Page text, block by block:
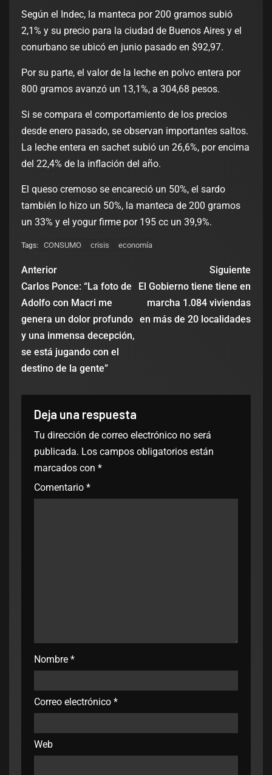
Según el Indec, la manteca por 200 gramos subió
2,1% y su precio para la ciudad de Buenos Aires y el
conurbano se ubicó en junio pasado en $92,97.
Por su parte, el valor de la leche en polvo entera por
800 gramos avanzó un 13,1%, a 304,68 pesos.
Si se compara el comportamiento de los precios
desde enero pasado, se observan importantes saltos.
La leche entera en sachet subió un 26,6%, por encima
del 22,4% de la inflación del año.
El queso cremoso se encareció un 50%, el sardo
también lo hizo un 50%, la manteca de 200 gramos
un 33% y el yogur firme por 195 cc un 39,9%.
Tags: CONSUMO crisis economía
Anterior
Carlos Ponce: “La foto de
Adolfo con Macri me
genera un dolor profundo
y una inmensa decepción,
se está jugando con el
destino de la gente”
Siguiente
El Gobierno tiene tiene en
marcha 1.084 viviendas
en más de 20 localidades
Deja una respuesta
Tu dirección de correo electrónico no será
publicada. Los campos obligatorios están
marcados con *
Comentario *
Nombre *
Correo electrónico *
Web